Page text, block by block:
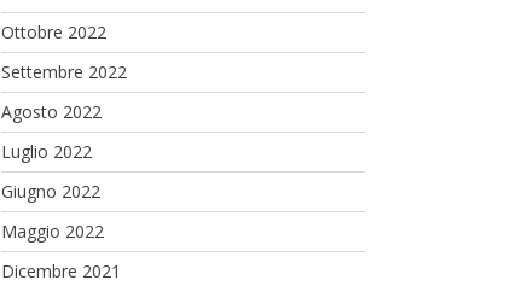
Ottobre 2022
Settembre 2022
Agosto 2022
Luglio 2022
Giugno 2022
Maggio 2022
Dicembre 2021